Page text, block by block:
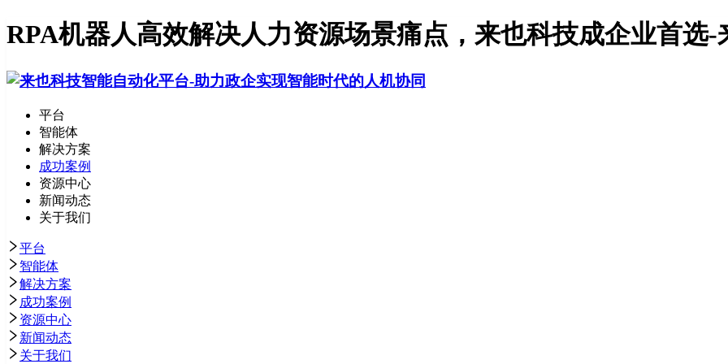
RPA机器人高效解决人力资源场景痛点，来也科技成企业首选-
平台
智能体
解决方案
成功案例
资源中心
新闻动态
关于我们
平台
智能体
解决方案
成功案例
资源中心
新闻动态
关于我们